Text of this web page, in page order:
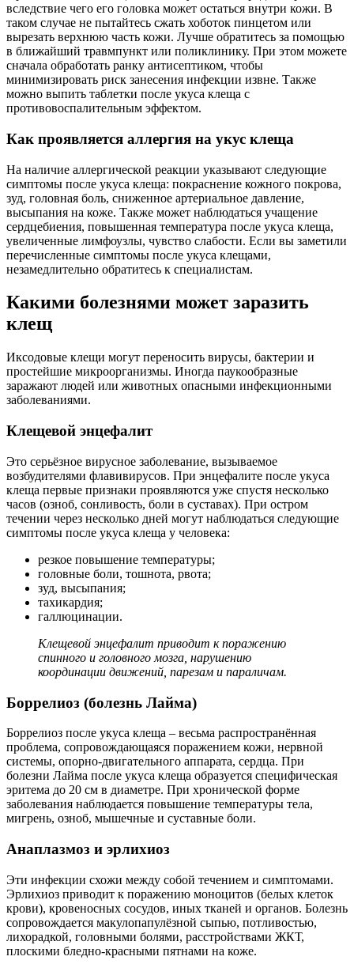
вследствие чего его головка может остаться внутри кожи. В
таком случае не пытайтесь сжать хоботок пинцетом или
вырезать верхнюю часть кожи. Лучше обратитесь за помощью
в ближайший травмпункт или поликлинику. При этом можете
сначала обработать ранку антисептиком, чтобы
минимизировать риск занесения инфекции извне. Также
можно выпить таблетки после укуса клеща с
противовоспалительным эффектом.
Как проявляется аллергия на укус клеща
На наличие аллергической реакции указывают следующие
симптомы после укуса клеща: покраснение кожного покрова,
зуд, головная боль, сниженное артериальное давление,
высыпания на коже. Также может наблюдаться учащение
сердцебиения, повышенная температура после укуса клеща,
увеличенные лимфоузлы, чувство слабости. Если вы заметили
перечисленные симптомы после укуса клещами,
незамедлительно обратитесь к специалистам.
Какими болезнями может заразить
клещ
Иксодовые клещи могут переносить вирусы, бактерии и
простейшие микроорганизмы. Иногда паукообразные
заражают людей или животных опасными инфекционными
заболеваниями.
Клещевой энцефалит
Это серьёзное вирусное заболевание, вызываемое
возбудителями флавивирусов. При энцефалите после укуса
клеща первые признаки проявляются уже спустя несколько
часов (озноб, сонливость, боли в суставах). При остром
течении через несколько дней могут наблюдаться следующие
симптомы после укуса клеща у человека:
резкое повышение температуры;
головные боли, тошнота, рвота;
зуд, высыпания;
тахикардия;
галлюцинации.
Клещевой энцефалит приводит к поражению
спинного и головного мозга, нарушению
координации движений, парезам и параличам.
Боррелиоз (болезнь Лайма)
Боррелиоз после укуса клеща – весьма распространённая
проблема, сопровождающаяся поражением кожи, нервной
системы, опорно-двигательного аппарата, сердца. При
болезни Лайма после укуса клеща образуется специфическая
эритема до 20 см в диаметре. При хронической форме
заболевания наблюдается повышение температуры тела,
мигрень, озноб, мышечные и суставные боли.
Анаплазмоз и эрлихиоз
Эти инфекции схожи между собой течением и симптомами.
Эрлихиоз приводит к поражению моноцитов (белых клеток
крови), кровеносных сосудов, иных тканей и органов. Болезнь
сопровождается макулопапулёзной сыпью, потливостью,
лихорадкой, головными болями, расстройствами ЖКТ,
плоскими бледно-красными пятнами на коже.